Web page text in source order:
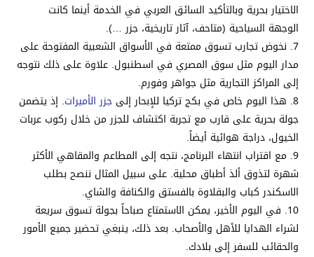
الاختيار بحرية وبالتأكيد السائق العربي في الخدمة أينما كانت
الوجهة السياحية (متاحف، آثار تاريخية، جزر …).
نخوض تجارب تسوق ممتعة في الأسواق الشعبية المفتوحة على
مدار اليوم مثل سوق المصري في اسطنبول. علاوة على ذلك نتوجه
إلى المراكز التجارية مثل جواهر وفورم.
هذا اليوم خاص في بكج تركيا للإبحار إلى جزر الأميرات. إذ يتضمن
جولة بحرية على قارب مع تجربة اكتشاف للجزر من خلال ركوب عربات
الخيول، دراجة هوائية أيضاً.
مع اقتراب انتهاء البرنامج، نتجه إلى المطاعم والمقاهي الأكثر
شهرة لتذوق ألذ أطباق محلية. على سبيل المثال ننصح بطلب
الاسكندر كباب والبقلاوة بالفستق والكنافة والشاي.
في اليوم الأخير، يمكن الاستمتاع صباحاً بجولة تسوق سريعة
لشراء الهدايا للأهل والأصحاب. بعد ذلك، ينبغي تحضير جميع الأمور
والحقائب للسفر إلى بلادك.